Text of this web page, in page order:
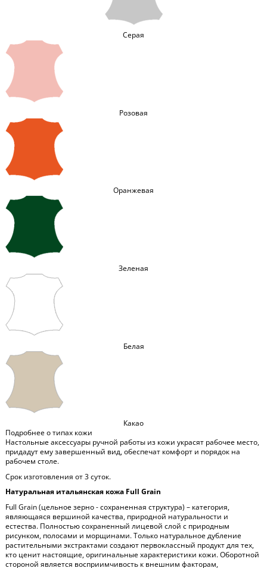
Серая
Розовая
Оранжевая
Зеленая
Белая
Какао
Подробнее о типах кожи
Настольные аксессуары ручной работы из кожи украсят рабочее место,
придадут ему завершенный вид, обеспечат комфорт и порядок на
рабочем столе.
Срок изготовления от 3 суток.
Натуральная итальянская кожа Full Grain
Full Grain (цельное зерно - сохраненная структура) – категория,
являющаяся вершиной качества, природной натуральности и
естества. Полностью сохраненный лицевой слой с природным
рисунком, полосами и морщинами. Только натуральное дубление
растительными экстрактами создают первоклассный продукт для тех,
кто ценит настоящие, оригинальные характеристики кожи. Оборотной
стороной является восприимчивость к внешним факторам,